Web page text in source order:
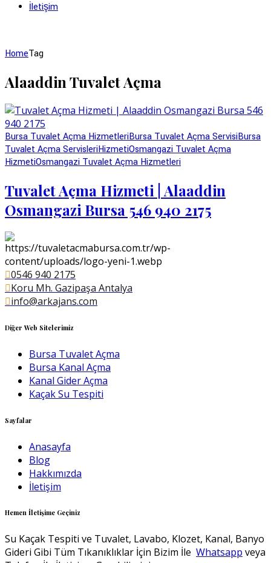
İletişim
HomeTag
Alaaddin Tuvalet Açma
Bursa Tuvalet Açma HizmetleriBursa Tuvalet Açma ServisiBursa
Tuvalet Açma ServisleriHizmetiOsmangazi Tuvalet Açma
HizmetiOsmangazi Tuvalet Açma Hizmetleri
Tuvalet Açma Hizmeti | Alaaddin
Osmangazi Bursa 546 940 2175
0546 940 2175
Koru Mh. Gazipaşa Antalya
info@arkajans.com
Diğer Web Sitelerimiz
Bursa Tuvalet Açma
Bursa Kanal Açma
Kanal Gider Açma
Kaçak Su Tespiti
Sayfalar
Anasayfa
Blog
Hakkımızda
İletişim
Hemen İletişime Geçiniz
Su Kaçak Tespiti ve Tuvalet, Lavabo, Klozet, Kanal, Banyo
Gideri Gibi Tüm Tıkanıklıklar İçin Bizim İle Whatsapp veya